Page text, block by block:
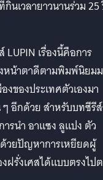
เวลายาวนานร่วม 25
เรื่องนี้คือการ
น้าตาดีตามพิมพ์นิยม
ของประเทศตัวเองมา
อีกด้วย สำหรับบทซีรี
รนำ อาแซง ลูแปง ตัว
วยปัญหาการเหยียดผู้
รั่งเศสได้แบบตรงไป